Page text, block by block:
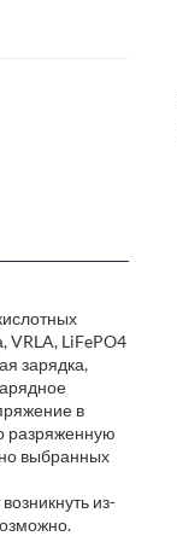
VRLA, LiFePO4
зарядка,
в
разряженную
выбранных
из-